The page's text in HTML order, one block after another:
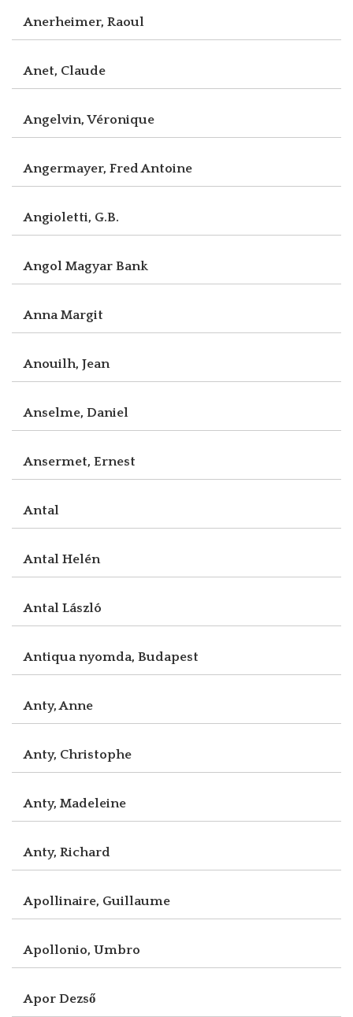
Anerheimer, Raoul
Anet, Claude
Angelvin, Véronique
Angermayer, Fred Antoine
Angioletti, G.B.
Angol Magyar Bank
Anna Margit
Anouilh, Jean
Anselme, Daniel
Ansermet, Ernest
Antal
Antal Helén
Antal László
Antiqua nyomda, Budapest
Anty, Anne
Anty, Christophe
Anty, Madeleine
Anty, Richard
Apollinaire, Guillaume
Apollonio, Umbro
Apor Dezső